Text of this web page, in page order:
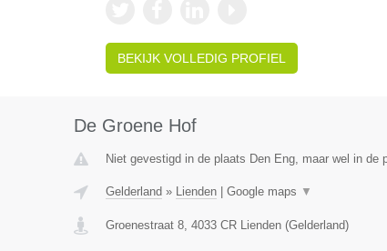
BEKIJK VOLLEDIG PROFIEL
De Groene Hof
Niet gevestigd in de plaats Den Eng, maar wel in de
Gelderland » Lienden| Google maps ▼
Groenestraat 8, 4033 CR Lienden(Gelderland)